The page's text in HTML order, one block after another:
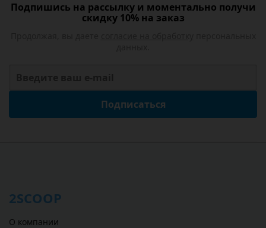
Подпишись на рассылку и моментально получи
скидку 10% на заказ
Подписаться
2SCOOP
О компании